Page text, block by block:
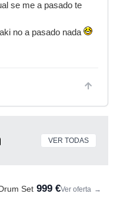
se me a pasado te
no a pasado nada
VER TODAS
Set 999 €Ver oferta →